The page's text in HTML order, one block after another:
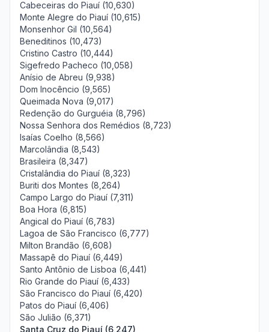
Cabeceiras do Piauí (10,630)
Monte Alegre do Piauí (10,615)
Monsenhor Gil (10,564)
Beneditinos (10,473)
Cristino Castro (10,444)
Sigefredo Pacheco (10,058)
Anísio de Abreu (9,938)
Dom Inocêncio (9,565)
Queimada Nova (9,017)
Redenção do Gurguéia (8,796)
Nossa Senhora dos Remédios (8,723)
Isaías Coelho (8,566)
Marcolândia (8,543)
Brasileira (8,347)
Cristalândia do Piauí (8,323)
Buriti dos Montes (8,264)
Campo Largo do Piauí (7,311)
Boa Hora (6,815)
Angical do Piauí (6,783)
Lagoa de São Francisco (6,777)
Milton Brandão (6,608)
Massapê do Piauí (6,449)
Santo Antônio de Lisboa (6,441)
Rio Grande do Piauí (6,433)
São Francisco do Piauí (6,420)
Patos do Piauí (6,406)
São Julião (6,371)
Santa Cruz do Piauí (6,247)